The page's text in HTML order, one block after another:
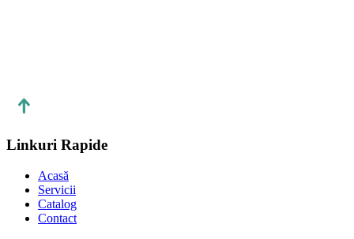
Linkuri Rapide
Acasă
Servicii
Catalog
Contact